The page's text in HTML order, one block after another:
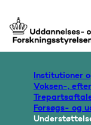
Gå til forsiden
Institutioner